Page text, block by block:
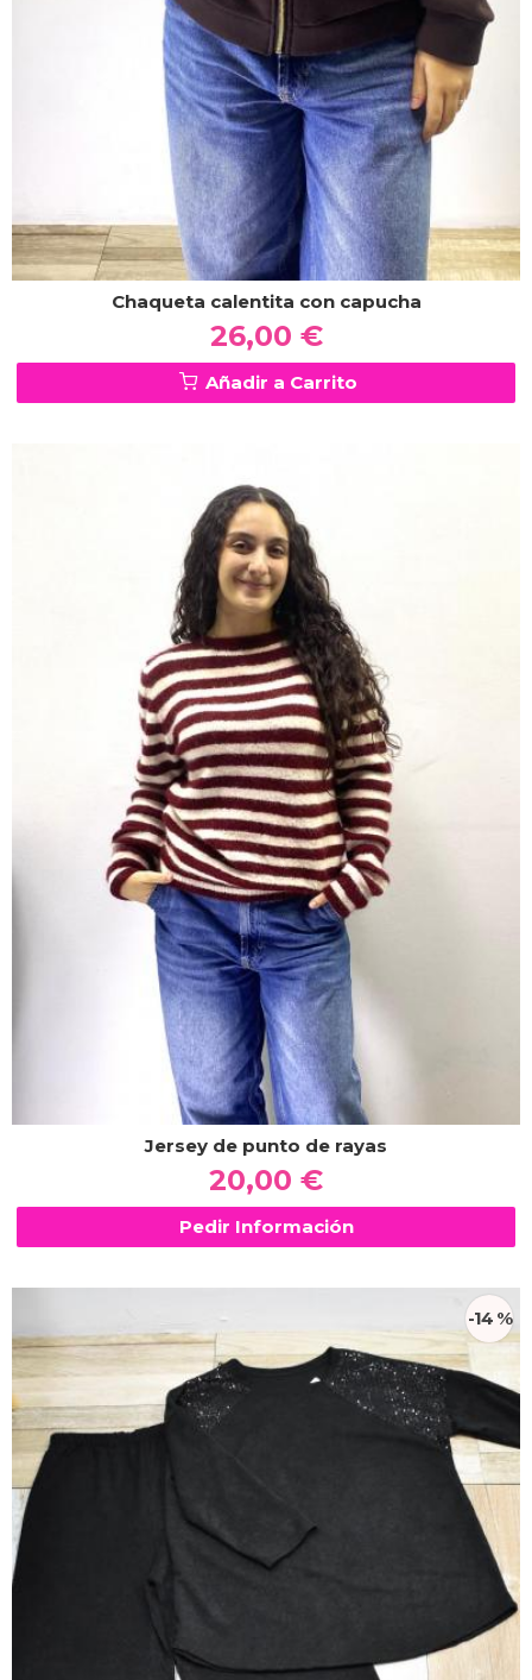
Chaqueta calentita con capucha
26,00 €
Añadir a Carrito
Jersey de punto de rayas
20,00 €
Pedir Información
-14 %